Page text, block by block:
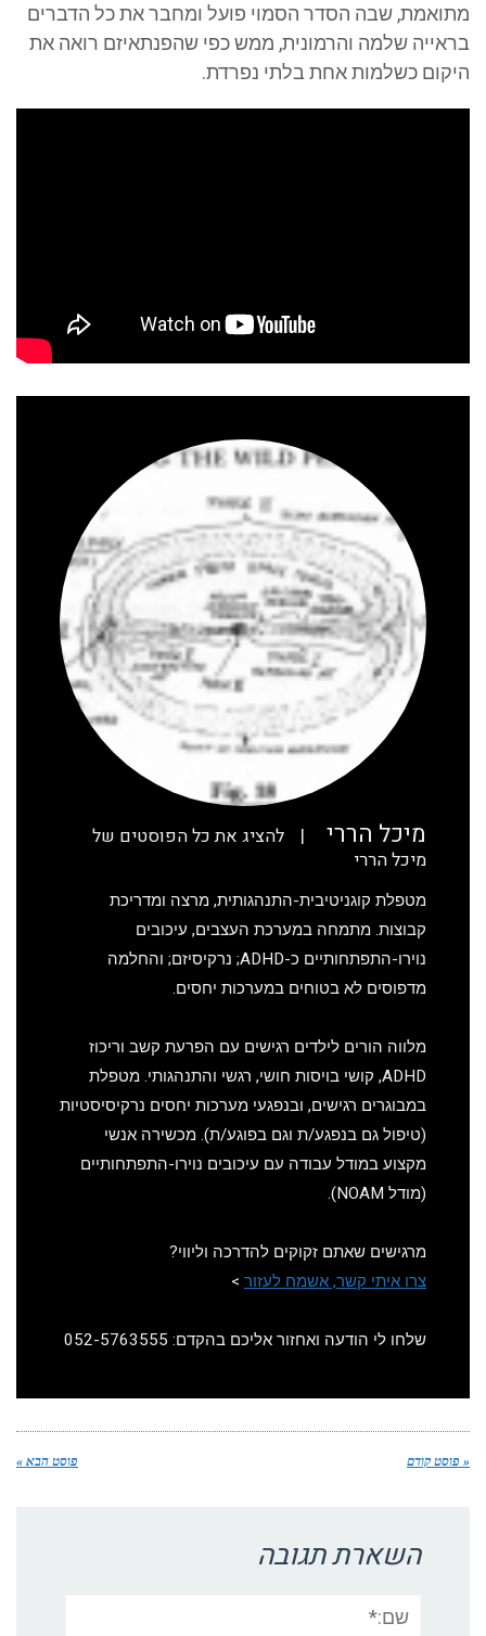
מתואמת, שבה הסדר הסמוי פועל ומחבר את כל הדברים
בראייה שלמה והרמונית, ממש כפי שהפנתאיזם רואה את
היקום כשלמות אחת בלתי נפרדת.
מיכל הררי
להציג את כל הפוסטים של
מיכל הררי
מטפלת קוגניטיבית-התנהגותית, מרצה ומדריכת
קבוצות. מתמחה במערכת העצבים, עיכובים
נוירו-התפתחותיים כ-ADHD; נרקיסיזם; והחלמה
מדפוסים לא בטוחים במערכות יחסים.
מלווה הורים לילדים רגישים עם הפרעת קשב וריכוז
ADHD, קושי בויסות חושי, רגשי והתנהגותי. מטפלת
במבוגרים רגישים, ובנפגעי מערכות יחסים נרקיסיסטיות
(טיפול גם בנפגע/ת וגם בפוגע/ת). מכשירה אנשי
מקצוע במודל עבודה עם עיכובים נוירו-התפתחותיים
(מודל NOAM).
מרגישים שאתם זקוקים להדרכה וליווי?
צרו איתי קשר, אשמח לעזור>
שלחו לי הודעה ואחזור אליכם בהקדם: 052-5763555
« פוסט קודם פוסט הבא »
השארת תגובה